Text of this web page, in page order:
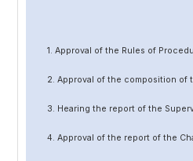
1. Approval of the Rules of
2. Approval of the composition of
3. Hearing the report of the
4. Approval of the report of the